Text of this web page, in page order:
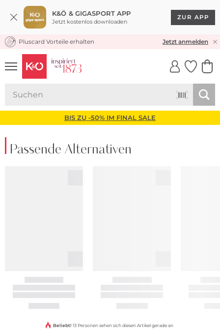
K&Ö & GIGASPORT APP
Jetzt kostenlos downloaden
ZUR APP
KOSTENLOSER VERSAND* & RÜCKVERSAND
Pluscard Vorteile erhalten Jetzt anmelden
UNSERE APP
CLICK &
BIS ZU -50% IM FINAL SALE
Passende Alternativen
Beliebt! 13 Personen sehen sich diesen Artikel gerade an